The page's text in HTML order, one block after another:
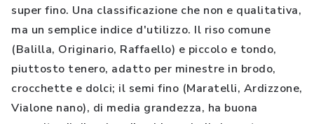
super fino. Una classificazione che non e qualitativa,
ma un semplice indice d'utilizzo. Il riso comune
(Balilla, Originario, Raffaello) e piccolo e tondo,
piuttosto tenero, adatto per minestre in brodo,
crocchette e dolci; il semi fino (Maratelli, Ardizzone,
Vialone nano), di media grandezza, ha buona